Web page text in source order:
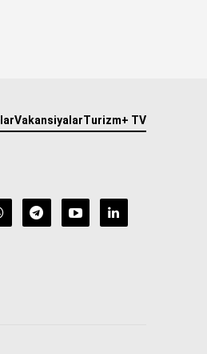
VakansiyalarTurizm+ TV